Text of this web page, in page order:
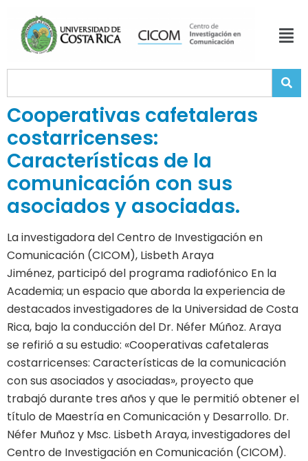
Cooperativas cafetaleras
costarricenses:
Características de la
comunicación con sus
asociados y asociadas.
La investigadora del Centro de Investigación en
Comunicación (CICOM), Lisbeth Araya
Jiménez, participó del programa radiofónico En la
Academia; un espacio que aborda la experiencia de
destacados investigadores de la Universidad de Costa
Rica, bajo la conducción del Dr. Néfer Múñoz. Araya
se refirió a su estudio: «Cooperativas cafetaleras
costarricenses: Características de la comunicación
con sus asociados y asociadas», proyecto que
trabajó durante tres años y que le permitió obtener el
título de Maestría en Comunicación y Desarrollo. Dr.
Néfer Muñoz y Msc. Lisbeth Araya, investigadores del
Centro de Investigación en Comunicación (CICOM).